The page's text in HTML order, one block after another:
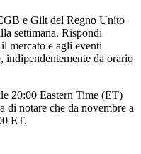
e Gilt del Regno Unito
settimana. Rispondi
mercato e agli eventi
indipendentemente da orario
20:00 Eastern Time (ET)
notare che da novembre a
ET.